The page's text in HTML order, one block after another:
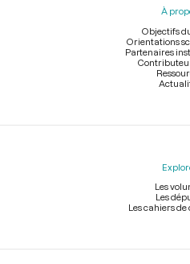
À
Objectifs
Orientations
Partenaires
Les
Les
Les cahiers de